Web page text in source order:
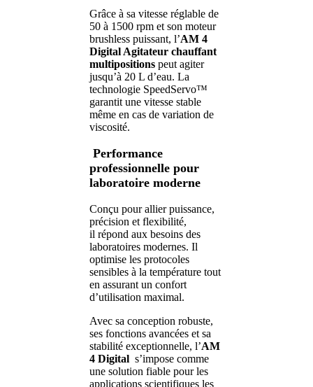
Grâce à sa vitesse réglable de
50 à 1500 rpm et son moteur
brushless puissant, l’AM 4
Digital Agitateur chauffant
multipositions peut agiter
jusqu’à 20 L d’eau. La
technologie SpeedServo™
garantit une vitesse stable
même en cas de variation de
viscosité.
Performance
professionnelle pour
laboratoire moderne
Conçu pour allier puissance,
précision et flexibilité,
il répond aux besoins des
laboratoires modernes. Il
optimise les protocoles
sensibles à la température tout
en assurant un confort
d’utilisation maximal.
Avec sa conception robuste,
ses fonctions avancées et sa
stabilité exceptionnelle, l’AM
4 Digital s’impose comme
une solution fiable pour les
applications scientifiques les